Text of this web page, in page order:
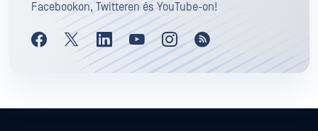
Facebookon, Twitteren és YouTube-on!